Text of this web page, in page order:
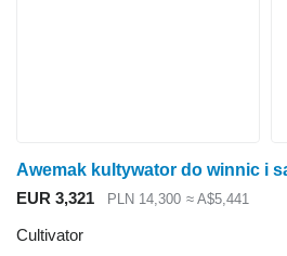
Awemak kultywator do winnic i
EUR 3,321
PLN 14,300 ≈ A$5,441
Cultivator